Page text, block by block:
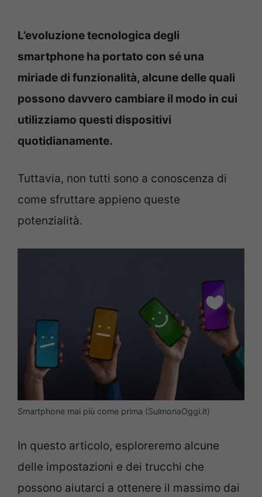
L’evoluzione tecnologica degli
smartphone ha portato con sé una
miriade di funzionalità, alcune delle quali
possono davvero cambiare il modo in cui
utilizziamo questi dispositivi
quotidianamente.
Tuttavia, non tutti sono a conoscenza di
come sfruttare appieno queste
potenzialità.
Smartphone mai più come prima (SulmonaOggi.it)
In questo articolo, esploreremo alcune
delle impostazioni e dei trucchi che
possono aiutarci a ottenere il massimo dai